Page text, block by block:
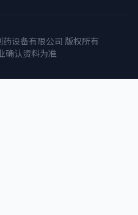
设备有限公司 版权所有
确认资料为准